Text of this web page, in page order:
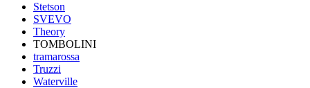
Stetson
SVEVO
Theory
TOMBOLINI
tramarossa
Truzzi
Waterville